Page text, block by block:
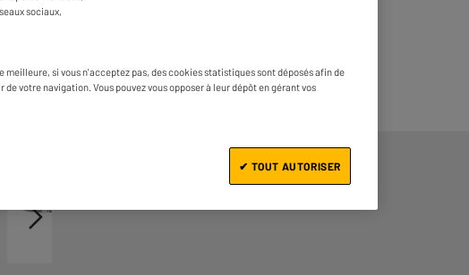
Ajouter au panier
sociaux,
meilleure, si vous n'acceptez pas, des cookies statistiques sont déposés afin de
votre navigation. Vous pouvez vous opposer à leur dépôt en gérant vos
✔ TOUT AUTORISER